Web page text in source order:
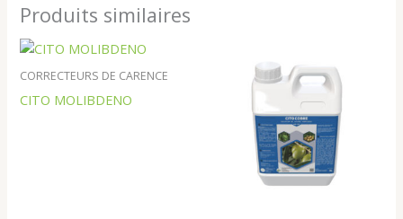
Produits similaires
CORRECTEURS DE CARENCE
CITO MOLIBDENO